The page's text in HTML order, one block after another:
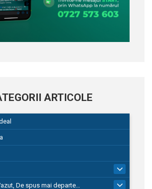
ARTICOLE
De spus mai departe…
580